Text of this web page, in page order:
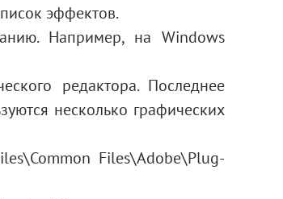
эффектов.
Например, на Windows
редактора. Последнее
несколько графических
Files\Adobe\Plug-